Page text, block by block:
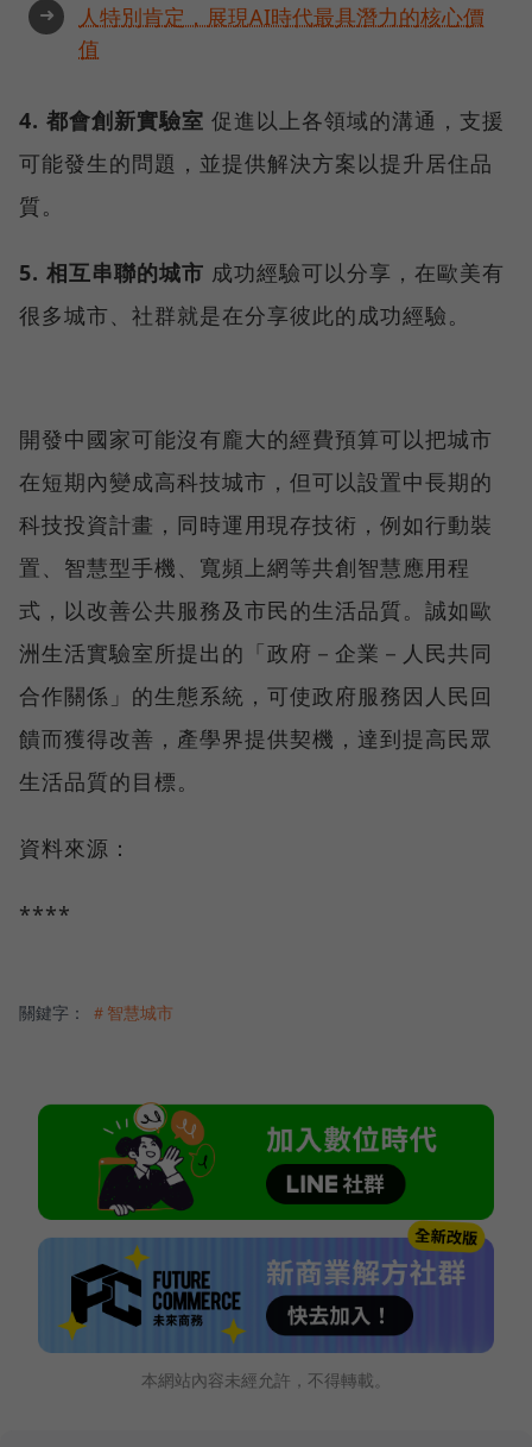
➜
人特別肯定，展現AI時代最具潛力的核心價
值
4. 都會創新實驗室 促進以上各領域的溝通，支援
可能發生的問題，並提供解決方案以提升居住品
質。
5. 相互串聯的城市 成功經驗可以分享，在歐美有
很多城市、社群就是在分享彼此的成功經驗。
開發中國家可能沒有龐大的經費預算可以把城市
在短期內變成高科技城市，但可以設置中長期的
科技投資計畫，同時運用現存技術，例如行動裝
置、智慧型手機、寬頻上網等共創智慧應用程
式，以改善公共服務及市民的生活品質。誠如歐
洲生活實驗室所提出的「政府－企業－人民共同
合作關係」的生態系統，可使政府服務因人民回
饋而獲得改善，產學界提供契機，達到提高民眾
生活品質的目標。
資料來源：
****
關鍵字： ＃智慧城市
本網站內容未經允許，不得轉載。